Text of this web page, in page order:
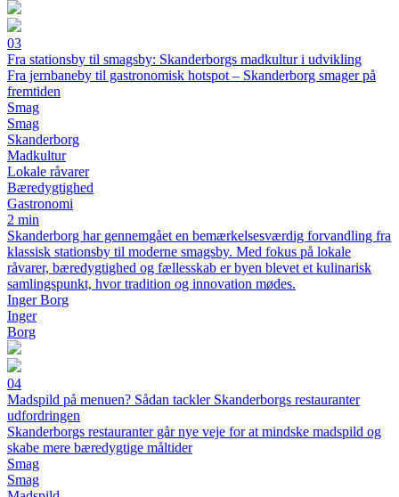
03
Fra stationsby til smagsby: Skanderborgs madkultur i udvikling
Fra jernbaneby til gastronomisk hotspot – Skanderborg smager på
fremtiden
Smag
Smag
Skanderborg
Madkultur
Lokale råvarer
Bæredygtighed
Gastronomi
2 min
Skanderborg har gennemgået en bemærkelsesværdig forvandling fra
klassisk stationsby til moderne smagsby. Med fokus på lokale
råvarer, bæredygtighed og fællesskab er byen blevet et kulinarisk
samlingspunkt, hvor tradition og innovation mødes.
Inger Borg
Inger
Borg
04
Madspild på menuen? Sådan tackler Skanderborgs restauranter
udfordringen
Skanderborgs restauranter går nye veje for at mindske madspild og
skabe mere bæredygtige måltider
Smag
Smag